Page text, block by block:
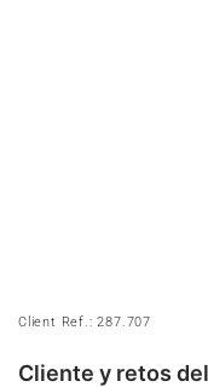
Client Ref.: 287.707
Cliente y retos